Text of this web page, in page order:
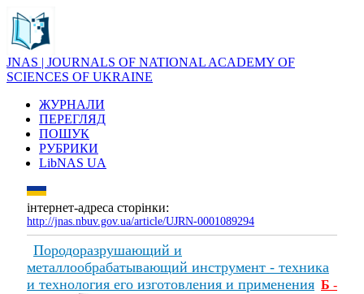
JNAS | JOURNALS OF NATIONAL ACADEMY OF
SCIENCES OF UKRAINE
ЖУРНАЛИ
ПЕРЕГЛЯД
ПОШУК
РУБРИКИ
LibNAS UA
інтернет-адреса сторінки:
http://jnas.nbuv.gov.ua/article/UJRN-0001089294
Породоразрушающий и
металлообрабатывающий инструмент - техника
и технология его изготовления и применения Б -